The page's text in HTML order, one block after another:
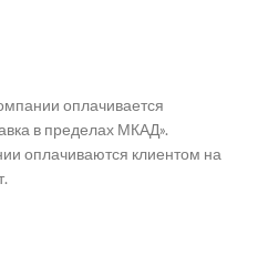
оплачивается
в пределах МКАД».
оплачиваются клиентом на